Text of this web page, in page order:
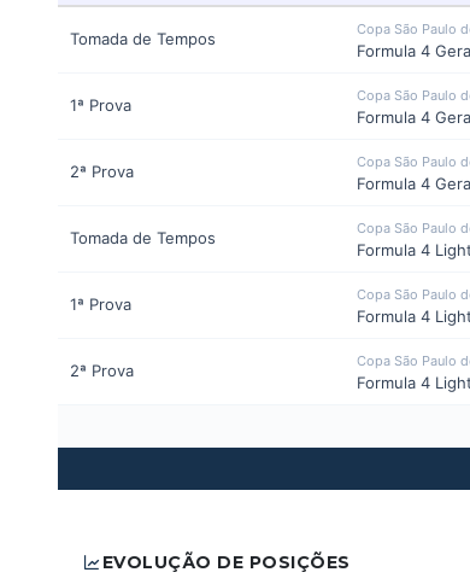
Tomada de Tempos Copa São Paulo
Formula 4
1ª Prova Copa São Paulo
Formula 4
2ª Prova Copa São Paulo
Formula 4
Tomada de Tempos Copa São Paulo
Formula 4 Light
1ª Prova Copa São Paulo
Formula 4 Light
2ª Prova Copa São Paulo
Formula 4 Light
EVOLUÇÃO DE POSIÇÕES